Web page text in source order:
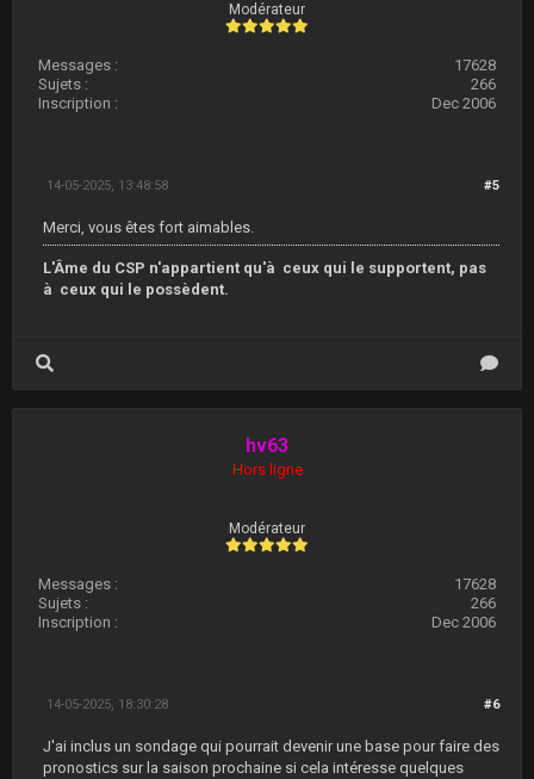
Modérateur
Messages :
17628
Sujets :
266
Inscription :
Dec 2006
#5
14-05-2025, 13:48:58
Merci, vous êtes fort aimables.
L'Âme du CSP n'appartient qu'à ceux qui le supportent, pas
à ceux qui le possèdent.
hv63
Hors ligne
Modérateur
Messages :
17628
Sujets :
266
Inscription :
Dec 2006
#6
14-05-2025, 18:30:28
J'ai inclus un sondage qui pourrait devenir une base pour faire des
pronostics sur la saison prochaine si cela intéresse quelques